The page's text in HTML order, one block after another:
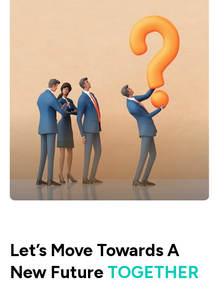
隨時掌握最新的股東消息、權益與重要會議
資訊，我們將盡快指派專人回應您
Let’s Move Towards A
New Future TOGETHER